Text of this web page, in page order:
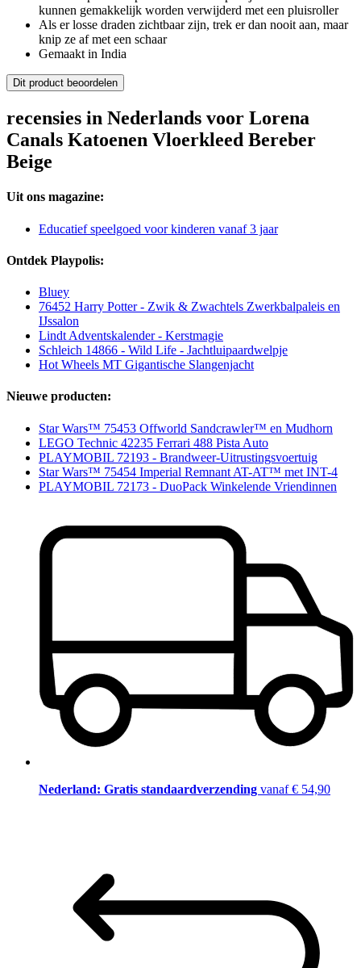
kunnen gemakkelijk worden verwijderd met een pluisroller
Als er losse draden zichtbaar zijn, trek er dan nooit aan, maar
knip ze af met een schaar
Gemaakt in India
Dit product beoordelen
recensies in Nederlands voor Lorena
Canals Katoenen Vloerkleed Bereber
Beige
Uit ons magazine:
Educatief speelgoed voor kinderen vanaf 3 jaar
Ontdek Playpolis:
Bluey
76452 Harry Potter - Zwik & Zwachtels Zwerkbalpaleis en
IJssalon
Lindt Adventskalender - Kerstmagie
Schleich 14866 - Wild Life - Jachtluipaardwelpje
Hot Wheels MT Gigantische Slangenjacht
Nieuwe producten:
Star Wars™ 75453 Offworld Sandcrawler™ en Mudhorn
LEGO Technic 42235 Ferrari 488 Pista Auto
PLAYMOBIL 72193 - Brandweer-Uitrustingsvoertuig
Star Wars™ 75454 Imperial Remnant AT-AT™ met INT-4
PLAYMOBIL 72173 - DuoPack Winkelende Vriendinnen
Nederland: Gratis standaardverzending vanaf € 54,90